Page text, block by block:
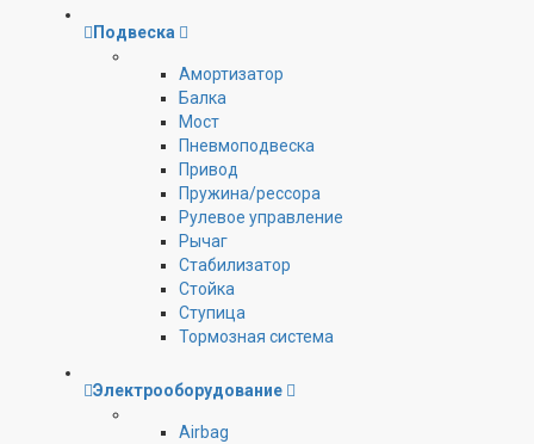
Подвеска
Амортизатор
Балка
Мост
Пневмоподвеска
Привод
Пружина/рессора
Рулевое управление
Рычаг
Стабилизатор
Стойка
Ступица
Тормозная система
Электрооборудование
Airbag